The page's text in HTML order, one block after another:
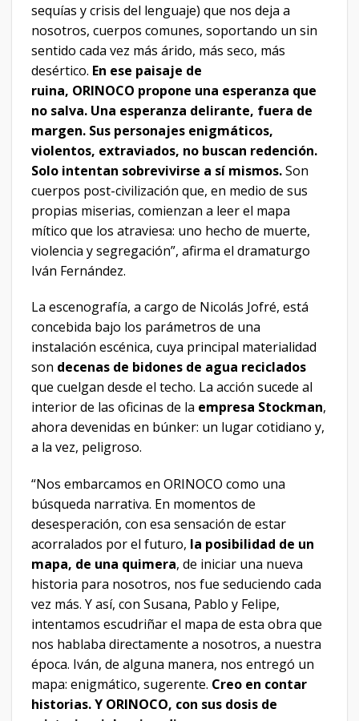
sequías y crisis del lenguaje) que nos deja a
nosotros, cuerpos comunes, soportando un sin
sentido cada vez más árido, más seco, más
desértico. En ese paisaje de
ruina, ORINOCO propone una esperanza que
no salva. Una esperanza delirante, fuera de
margen. Sus personajes enigmáticos,
violentos, extraviados, no buscan redención.
Solo intentan sobrevivirse a sí mismos.Son
cuerpos post-civilización que, en medio de sus
propias miserias, comienzan a leer el mapa
mítico que los atraviesa: uno hecho de muerte,
violencia y segregación”, afirma el dramaturgo
Iván Fernández.
La escenografía, a cargo de Nicolás Jofré, está
concebida bajo los parámetros de una
instalación escénica, cuya principal materialidad
son decenas de bidones de agua reciclados
que cuelgan desde el techo. La acción sucede al
interior de las oficinas de la empresa Stockman,
ahora devenidas en búnker: un lugar cotidiano y,
a la vez, peligroso.
“Nos embarcamos en ORINOCO como una
búsqueda narrativa. En momentos de
desesperación, con esa sensación de estar
acorralados por el futuro, la posibilidad de un
mapa, de una quimera, de iniciar una nueva
historia para nosotros, nos fue seduciendo cada
vez más. Y así, con Susana, Pablo y Felipe,
intentamos escudriñar el mapa de esta obra que
nos hablaba directamente a nosotros, a nuestra
época. Iván, de alguna manera, nos entregó un
mapa: enigmático, sugerente. Creo en contar
historias. Y ORINOCO, con sus dosis de